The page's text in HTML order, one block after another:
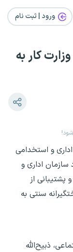
ورود | ثبت‌ نام
کار به
و استخدامی
اداری و
پشتیبانی از
سنتی به
ذبیح‌الله